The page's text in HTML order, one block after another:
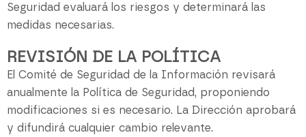
Seguridad evaluará los riesgos y determinará las
medidas necesarias.
REVISIÓN DE LA POLÍTICA
El Comité de Seguridad de la Información revisará
anualmente la Política de Seguridad, proponiendo
modificaciones si es necesario. La Dirección aprobará
y difundirá cualquier cambio relevante.